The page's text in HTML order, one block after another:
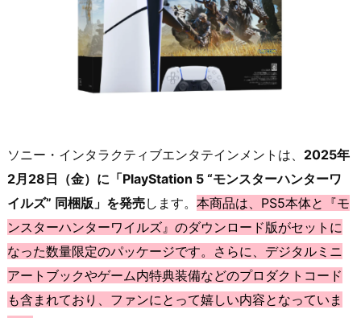
ソニー・インタラクティブエンタテインメントは、 2025年
2月28日（金）に「PlayStation 5 “モンスターハンターワ
イルズ” 同梱版」を発売します。 本商品は、PS5本体と『モ
ンスターハンターワイルズ』のダウンロード版がセットに
なった数量限定のパッケージです。さらに、デジタルミニ
アートブックやゲーム内特典装備などのプロダクトコード
も含まれており、ファンにとって嬉しい内容となっていま